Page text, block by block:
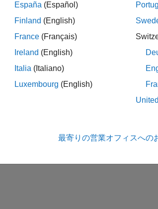
Sales Development Representative
Sales Development Representative
JP-Tokyo| インサイド セールス | 社会
At MathWorks, you'll help shape
first six months.
JP-Tokyo| 企業向けセールス | 社会人採
As a Senior Sales Account Manager for
España (Español)
Finland (English)
France (Français)
Ireland (English)
Italia (Italiano)
Luxembourg (English)
最寄りの営業オフィスへの